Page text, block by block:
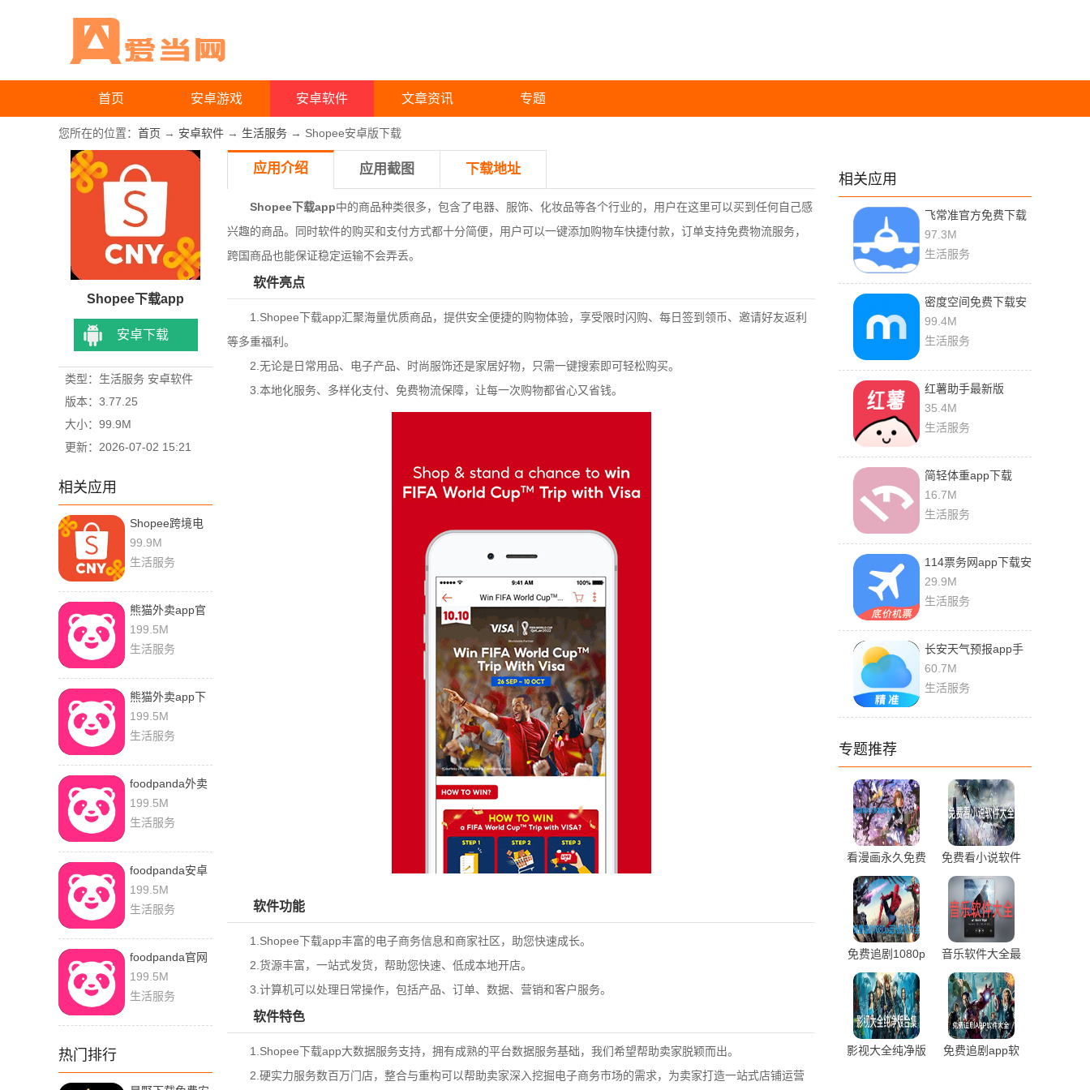
首页 安卓游戏 安卓软件 文章资讯 专题
您所在的位置： 首页 → 安卓软件 → 生活服务 → Shopee安卓版下载
Shopee下载app
安卓下载
类型：生活服务 安卓软件
版本：3.77.25
大小：99.9M
更新：2026-07-02 15:21
相关应用
Shopee跨境电
商平台官网版
99.9M
生活服务
熊猫外卖app官
网下载
199.5M
生活服务
熊猫外卖app下
载
199.5M
生活服务
foodpanda外卖
app
199.5M
生活服务
foodpanda安卓
版
199.5M
生活服务
foodpanda官网
下载
199.5M
生活服务
热门排行
应用介绍 应用截图 下载地址
Shopee下载app中的商品种类很多，包含了电器、服饰、化妆品等各个行业的，用户在这里可以买到任何自己感
兴趣的商品。同时软件的购买和支付方式都十分简便，用户可以一键添加购物车快捷付款，订单支持免费物流服务，
跨国商品也能保证稳定运输不会弄丢。
软件亮点
1.Shopee下载app汇聚海量优质商品，提供安全便捷的购物体验，享受限时闪购、每日签到领币、邀请好友返利
等多重福利。
2.无论是日常用品、电子产品、时尚服饰还是家居好物，只需一键搜索即可轻松购买。
3.本地化服务、多样化支付、免费物流保障，让每一次购物都省心又省钱。
软件功能
1.Shopee下载app丰富的电子商务信息和商家社区，助您快速成长。
2.货源丰富，一站式发货，帮助您快速、低成本地开店。
3.计算机可以处理日常操作，包括产品、订单、数据、营销和客户服务。
软件特色
1.Shopee下载app大数据服务支持，拥有成熟的平台数据服务基础，我们希望帮助卖家脱颖而出。
2.硬实力服务数百万门店，整合与重构可以帮助卖家深入挖掘电子商务市场的需求，为卖家打造一站式店铺运营
相关应用
飞常准官方免费下载
97.3M
生活服务
密度空间免费下载安
装
99.4M
生活服务
红薯助手最新版
35.4M
生活服务
简轻体重app下载
2024
16.7M
生活服务
114票务网app下载安
装
29.9M
生活服务
长安天气预报app手
机下载
60.7M
生活服务
专题推荐
看漫画永久免费
软件合集推荐
免费看小说软件
大全前十排行推
荐
免费追剧1080p
蓝光影视软件大
全最新推荐
音乐软件大全最
新热门推荐
影视大全纯净版
免费追剧app软